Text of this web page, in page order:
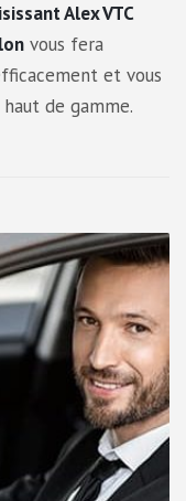
Alex VTC
vous fera
et vous
de gamme.